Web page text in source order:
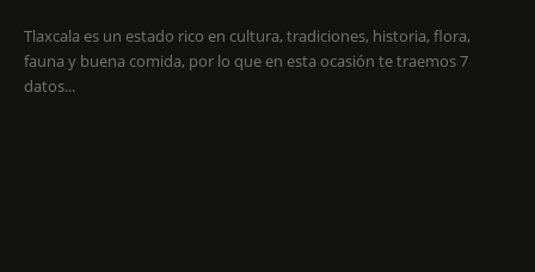
Tlaxcala es un estado rico en cultura, tradiciones, historia, flora,
fauna y buena comida, por lo que en esta ocasión te traemos 7
datos...